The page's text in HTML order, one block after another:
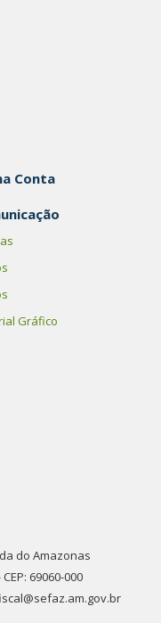
Conta
Gráfico
do Amazonas
69060-000